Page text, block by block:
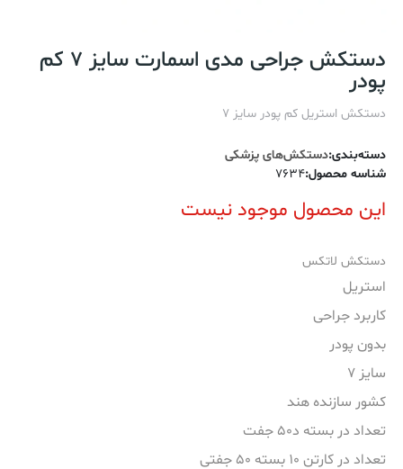
دستکش جراحی مدی اسمارت سایز 7 کم
پودر
دستکش استریل کم پودر سایز 7
دسته‌بندی:دستکش‌های پزشکی
شناسه محصول:
7634
این محصول موجود نیست
دستکش لاتکس
استریل
کاربرد جراحی
بدون پودر
سایز 7
کشور سازنده هند
تعداد در بسته د50 جفت
تعداد در کارتن 10 بسته 50 جفتی